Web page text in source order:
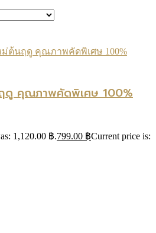
ดู คุณภาพคัดพิเศษ 100%
1,120.00 ฿.799.00 ฿Current price is: